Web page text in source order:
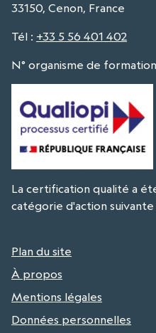
33150, Cenon, France
Tél : +33 5 56 401 402
N° organisme de
La certification qualité a
catégorie d'action
Plan du site
À propos
Mentions légales
Données personnelles